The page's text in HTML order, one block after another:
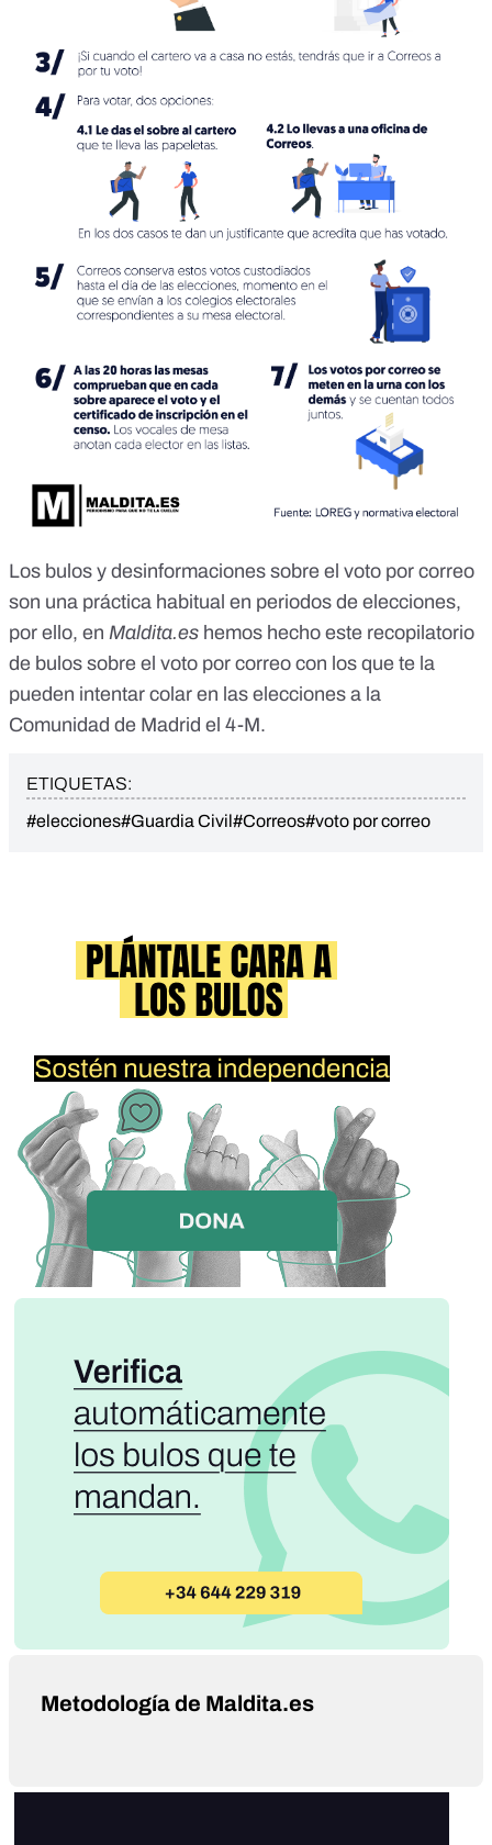
Los bulos y desinformaciones sobre el voto por correo
son una práctica habitual en periodos de elecciones,
por ello, en Maldita.es hemos hecho este recopilatorio
de bulos sobre el voto por correo con los que te la
pueden intentar colar en las elecciones a la
Comunidad de Madrid el 4-M.
ETIQUETAS:
#elecciones#Guardia Civil#Correos#voto por correo
Metodología de Maldita.es